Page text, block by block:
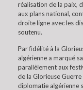
réalisation de la paix,
aux plans national,
droite ligne avec les
soutenu.
Par fidélité à la
algérienne a marqué
parallèlement aux
de la Glorieuse
diplomatie algérienne